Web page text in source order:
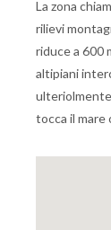
La zona
rilievi
riduce a 600
altipiani
tocca il mare